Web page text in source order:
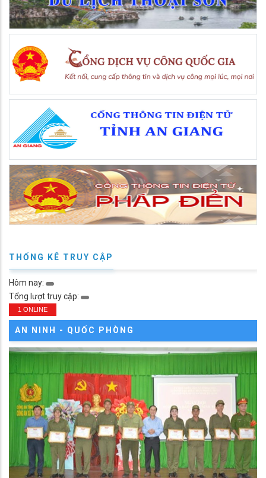
THỐNG KÊ TRUY CẬP
Hôm nay:
Tổng lượt truy cập:
1 ONLINE
AN NINH - QUỐC PHÒNG